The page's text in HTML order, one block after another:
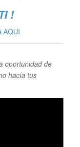
!
AQUI
oportunidad de
hacía tus